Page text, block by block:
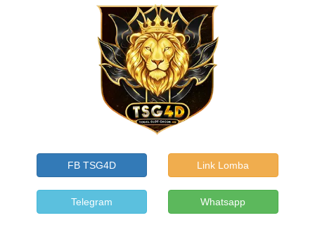
FB TSG4D Link Lomba
Telegram Whatsapp